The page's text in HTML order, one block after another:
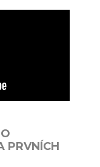
PRVNÍCH